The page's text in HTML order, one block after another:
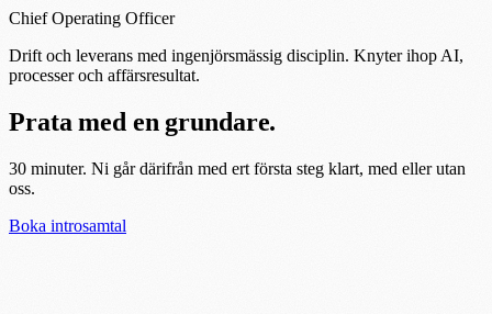
Chief Operating Officer
Drift och leverans med ingenjörsmässig disciplin. Knyter ihop AI,
processer och affärsresultat.
Prata med en grundare.
30 minuter. Ni går därifrån med ert första steg klart, med eller utan
oss.
Boka introsamtal